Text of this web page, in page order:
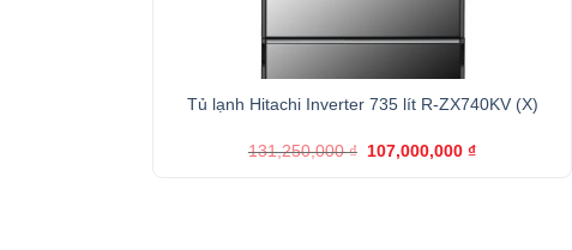
Tủ lạnh Hitachi Inverter 735 lít R-ZX740KV (X)
131,250,000₫ Giá
107,000,000₫Giá